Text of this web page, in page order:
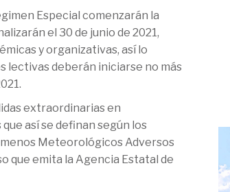
Especial comenzarán la
el 30 de junio de 2021,
y organizativas, así lo
lectivas deberán iniciarse no más
extraordinarias en
así se definan según los
Meteorológicos Adversos
que emita la Agencia Estatal de